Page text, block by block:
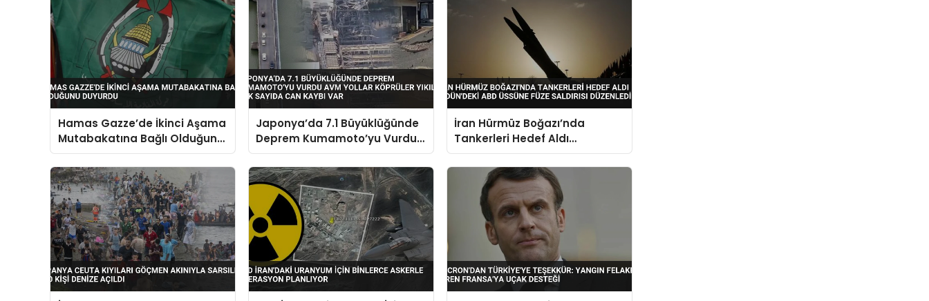
Hamas Gazze’de İkinci Aşama
Mutabakatına Bağlı Olduğunu
Duyurdu
Japonya’da 7.1 Büyüklüğünde
Deprem Kumamoto’yu Vurdu
AVM Yollar Köprüler Yıkıldı Çok
Sayıda Can Kaybı Var
İran Hürmüz Boğazı’nda
Tankerleri Hedef Aldı
Ürdün’deki ABD Üssüne Füze
Saldırısı Düzenledi